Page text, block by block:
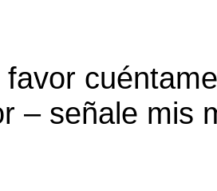
favor
– señale mis